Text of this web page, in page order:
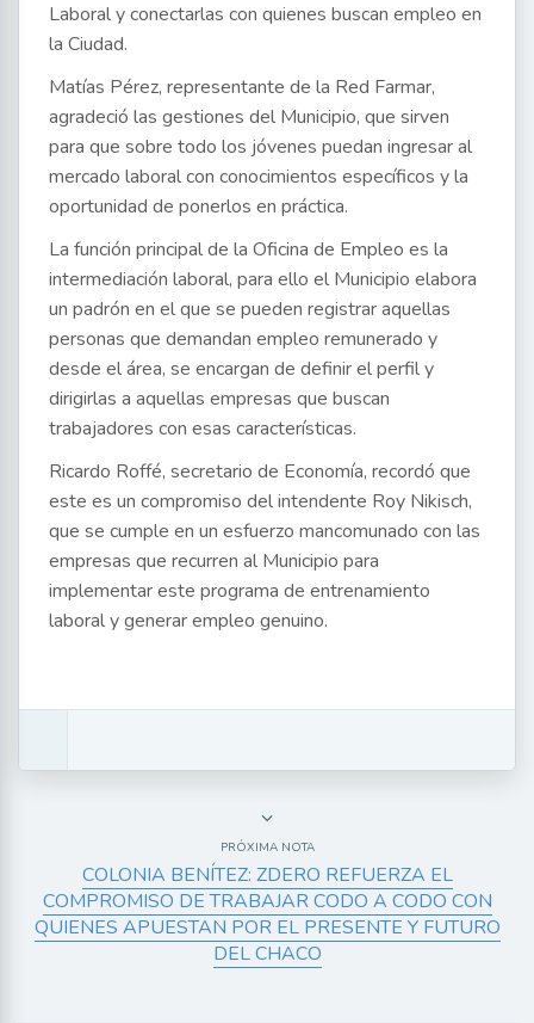
Laboral y conectarlas con quienes buscan empleo en
la Ciudad.
Matías Pérez, representante de la Red Farmar,
agradeció las gestiones del Municipio, que sirven
para que sobre todo los jóvenes puedan ingresar al
mercado laboral con conocimientos específicos y la
oportunidad de ponerlos en práctica.
La función principal de la Oficina de Empleo es la
intermediación laboral, para ello el Municipio elabora
un padrón en el que se pueden registrar aquellas
personas que demandan empleo remunerado y
desde el área, se encargan de definir el perfil y
dirigirlas a aquellas empresas que buscan
trabajadores con esas características.
Ricardo Roffé, secretario de Economía, recordó que
este es un compromiso del intendente Roy Nikisch,
que se cumple en un esfuerzo mancomunado con las
empresas que recurren al Municipio para
implementar este programa de entrenamiento
laboral y generar empleo genuino.
PRÓXIMA NOTA
COLONIA BENÍTEZ: ZDERO REFUERZA EL
COMPROMISO DE TRABAJAR CODO A CODO CON
QUIENES APUESTAN POR EL PRESENTE Y FUTURO
DEL CHACO